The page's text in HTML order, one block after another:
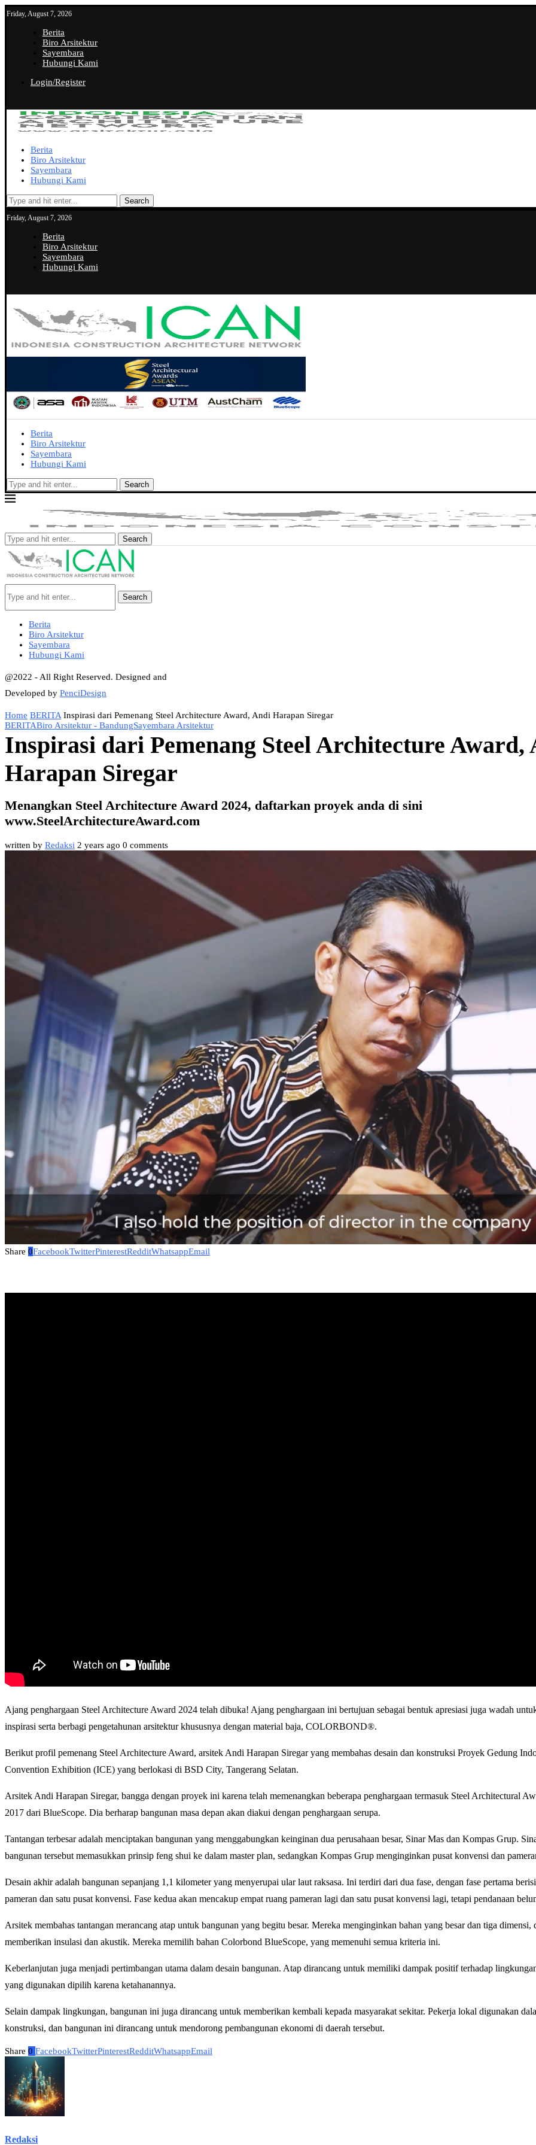
Friday, August 7, 2026
Berita
Biro Arsitektur
Sayembara
Hubungi Kami
Login/Register
Berita
Biro Arsitektur
Sayembara
Hubungi Kami
Search
Friday, August 7, 2026
Berita
Biro Arsitektur
Sayembara
Hubungi Kami
Berita
Biro Arsitektur
Sayembara
Hubungi Kami
Search
Search
Search
Berita
Biro Arsitektur
Sayembara
Hubungi Kami
@2022 - All Right Reserved. Designed and
Developed by PenciDesign
Home BERITA Inspirasi dari Pemenang Steel Architecture Award, Andi Harapan Siregar
BERITABiro Arsitektur - BandungSayembara Arsitektur
Inspirasi dari Pemenang Steel Architecture Award,
Harapan Siregar
Menangkan Steel Architecture Award 2024, daftarkan proyek anda di sini
www.SteelArchitectureAward.com
written by Redaksi 2 years ago 0 comments
Share 0FacebookTwitterPinterestRedditWhatsappEmail
Ajang penghargaan Steel Architecture Award 2024 telah dibuka! Ajang penghargaan ini bertujuan sebagai bentuk apresiasi juga wadah
inspirasi serta berbagi pengetahunan arsitektur khususnya dengan material baja, COLORBOND®.
Berikut profil pemenang Steel Architecture Award, arsitek Andi Harapan Siregar yang membahas desain dan konstruksi Proyek Gedung
Convention Exhibition (ICE) yang berlokasi di BSD City, Tangerang Selatan.
Arsitek Andi Harapan Siregar, bangga dengan proyek ini karena telah memenangkan beberapa penghargaan termasuk Steel Architectural
2017 dari BlueScope. Dia berharap bangunan masa depan akan diakui dengan penghargaan serupa.
Tantangan terbesar adalah menciptakan bangunan yang menggabungkan keinginan dua perusahaan besar, Sinar Mas dan Kompas Grup.
bangunan tersebut memasukkan prinsip feng shui ke dalam master plan, sedangkan Kompas Grup menginginkan pusat konvensi dan
Desain akhir adalah bangunan sepanjang 1,1 kilometer yang menyerupai ular laut raksasa. Ini terdiri dari dua fase, dengan fase pertama
pameran dan satu pusat konvensi. Fase kedua akan mencakup empat ruang pameran lagi dan satu pusat konvensi lagi, tetapi pendanaan
Arsitek membahas tantangan merancang atap untuk bangunan yang begitu besar. Mereka menginginkan bahan yang besar dan tiga dimensi,
memberikan insulasi dan akustik. Mereka memilih bahan Colorbond BlueScope, yang memenuhi semua kriteria ini.
Keberlanjutan juga menjadi pertimbangan utama dalam desain bangunan. Atap dirancang untuk memiliki dampak positif terhadap
yang digunakan dipilih karena ketahanannya.
Selain dampak lingkungan, bangunan ini juga dirancang untuk memberikan kembali kepada masyarakat sekitar. Pekerja lokal digunakan
konstruksi, dan bangunan ini dirancang untuk mendorong pembangunan ekonomi di daerah tersebut.
Share 0 FacebookTwitterPinterestRedditWhatsappEmail
Redaksi